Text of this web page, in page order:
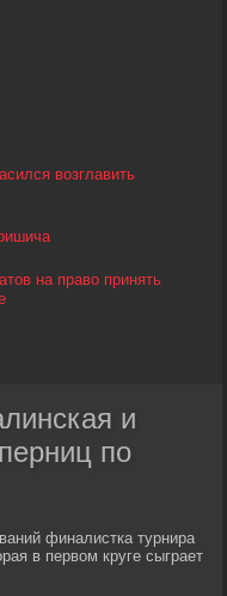
возглавить
на право принять
и
по
финалистка турнира
в первом круге сыграет